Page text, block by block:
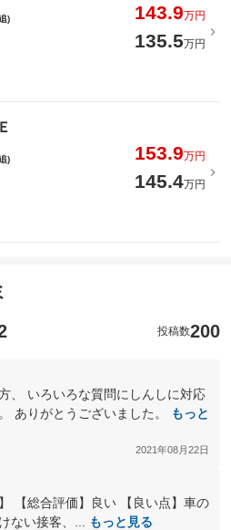
)
143.9万円
135.5万円
)
153.9万円
145.4万円
投稿数200
、 いろいろな質問にしんしに対応
ありがとうございました。
もっと
2021年08月22日
【総合評価】良い 【良い点】車の
ない接客、...
もっと見る